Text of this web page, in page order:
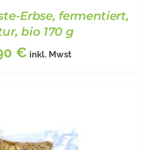
Erbse, fermentiert,
bio 170 g
€ inkl. Mwst